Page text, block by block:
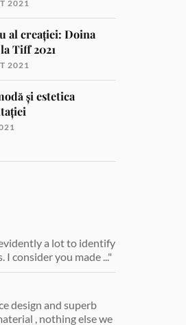
2021
al creației: Doina
Tiff 2021
2021
și estetica
a lot to identify
I consider you made ..."
design and superb
, nothing else we